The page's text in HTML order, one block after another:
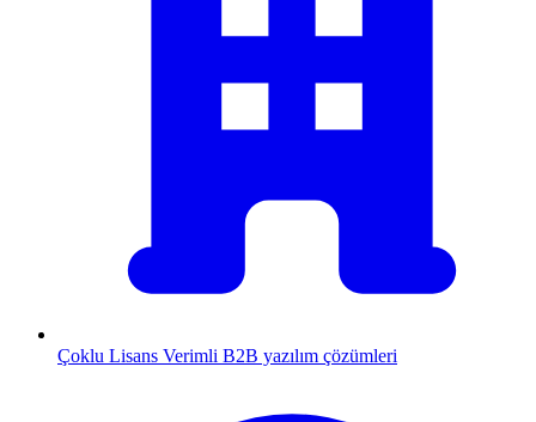
Çoklu Lisans Verimli B2B yazılım çözümleri